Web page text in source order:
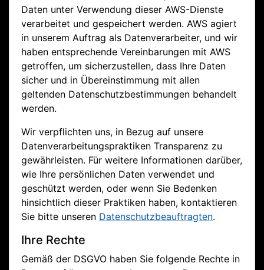
Daten unter Verwendung dieser AWS-Dienste
verarbeitet und gespeichert werden. AWS agiert
in unserem Auftrag als Datenverarbeiter, und wir
haben entsprechende Vereinbarungen mit AWS
getroffen, um sicherzustellen, dass Ihre Daten
sicher und in Übereinstimmung mit allen
geltenden Datenschutzbestimmungen behandelt
werden.
Wir verpflichten uns, in Bezug auf unsere
Datenverarbeitungspraktiken Transparenz zu
gewährleisten. Für weitere Informationen darüber,
wie Ihre persönlichen Daten verwendet und
geschützt werden, oder wenn Sie Bedenken
hinsichtlich dieser Praktiken haben, kontaktieren
Sie bitte unseren Datenschutzbeauftragten.
Ihre Rechte
Gemäß der DSGVO haben Sie folgende Rechte in